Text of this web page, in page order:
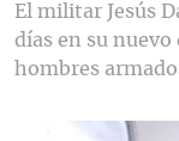
El militar Jesús
días en su
hombres
Contenido